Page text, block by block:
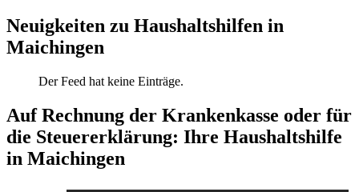
Neuigkeiten zu Haushaltshilfen in
Maichingen
Der Feed hat keine Einträge.
Auf Rechnung der Krankenkasse oder für
die Steuererklärung: Ihre Haushaltshilfe
in Maichingen